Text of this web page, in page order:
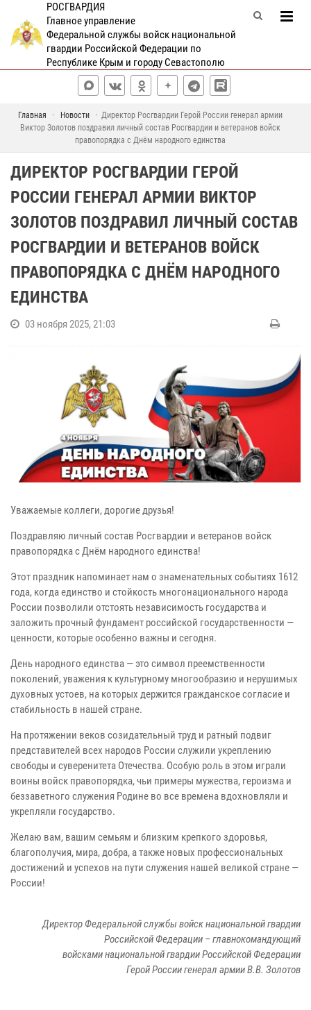
РОСГВАРДИЯ
Главное управление
Федеральной службы войск национальной
гвардии Российской Федерации по
Республике Крым и городу Севастополю
Главная Новости
Директор Росгвардии Герой России генерал армии
Виктор Золотов поздравил личный состав Росгвардии и ветеранов войск
правопорядка с Днём народного единства
ДИРЕКТОР РОСГВАРДИИ ГЕРОЙ
РОССИИ ГЕНЕРАЛ АРМИИ ВИКТОР
ЗОЛОТОВ ПОЗДРАВИЛ ЛИЧНЫЙ СОСТАВ
РОСГВАРДИИ И ВЕТЕРАНОВ ВОЙСК
ПРАВОПОРЯДКА С ДНЁМ НАРОДНОГО
ЕДИНСТВА
03 ноября 2025, 21:03
Уважаемые коллеги, дорогие друзья!
Поздравляю личный состав Росгвардии и ветеранов войск
правопорядка с Днём народного единства!
Этот праздник напоминает нам о знаменательных событиях 1612
года, когда единство и стойкость многонационального народа
России позволили отстоять независимость государства и
заложить прочный фундамент российской государственности —
ценности, которые особенно важны и сегодня.
День народного единства — это символ преемственности
поколений, уважения к культурному многообразию и нерушимых
духовных устоев, на которых держится гражданское согласие и
стабильность в нашей стране.
На протяжении веков созидательный труд и ратный подвиг
представителей всех народов России служили укреплению
свободы и суверенитета Отечества. Особую роль в этом играли
воины войск правопорядка, чьи примеры мужества, героизма и
беззаветного служения Родине во все времена вдохновляли и
укрепляли государство.
Желаю вам, вашим семьям и близким крепкого здоровья,
благополучия, мира, добра, а также новых профессиональных
достижений и успехов на пути служения нашей великой стране —
России!
Директор Федеральной службы войск национальной гвардии
Российской Федерации – главнокомандующий
войсками национальной гвардии Российской Федерации
Герой России генерал армии В.В. Золотов